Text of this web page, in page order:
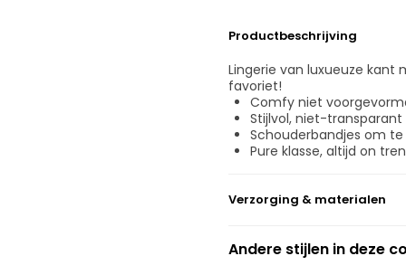
Productbeschrijving
Lingerie van luxueuze kant
favoriet!
Comfy niet
Stijlvol, niet-transparant
Schouderbandjes om te
Pure klasse, altijd on
Verzorging & materialen
Geen professionele
Andere stijlen in deze